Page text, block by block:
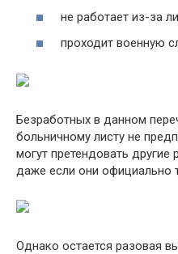
не работает из-за
проходит военную
Безработных в данном
больничному листу не
могут претендовать другие
даже если они официально
Однако остается разовая